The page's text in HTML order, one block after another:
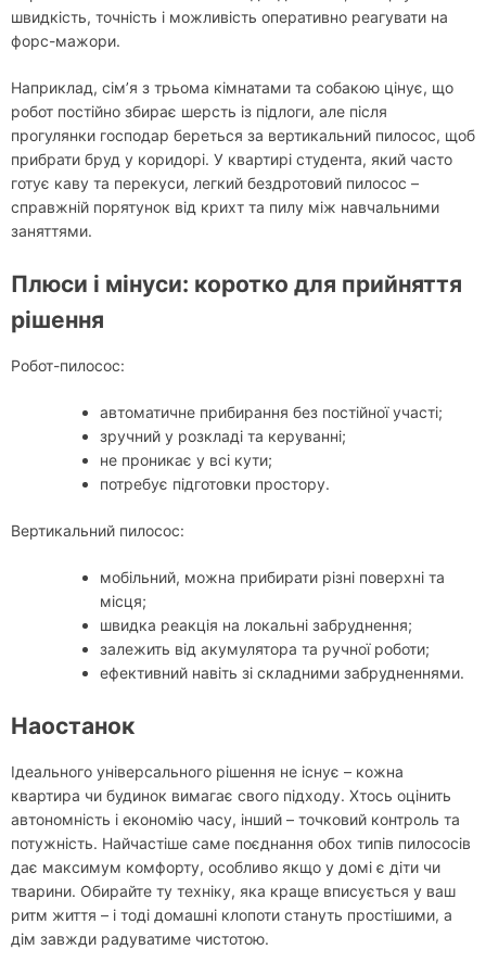
швидкість, точність і можливість оперативно реагувати на
форс-мажори.
Наприклад, сім’я з трьома кімнатами та собакою цінує, що
робот постійно збирає шерсть із підлоги, але після
прогулянки господар береться за вертикальний пилосос, щоб
прибрати бруд у коридорі. У квартирі студента, який часто
готує каву та перекуси, легкий бездротовий пилосос –
справжній порятунок від крихт та пилу між навчальними
заняттями.
Плюси і мінуси: коротко для прийняття
рішення
Робот-пилосос:
автоматичне прибирання без постійної участі;
зручний у розкладі та керуванні;
не проникає у всі кути;
потребує підготовки простору.
Вертикальний пилосос:
мобільний, можна прибирати різні поверхні та
місця;
швидка реакція на локальні забруднення;
залежить від акумулятора та ручної роботи;
ефективний навіть зі складними забрудненнями.
Наостанок
Ідеального універсального рішення не існує – кожна
квартира чи будинок вимагає свого підходу. Хтось оцінить
автономність і економію часу, інший – точковий контроль та
потужність. Найчастіше саме поєднання обох типів пилососів
дає максимум комфорту, особливо якщо у домі є діти чи
тварини. Обирайте ту техніку, яка краще вписується у ваш
ритм життя – і тоді домашні клопоти стануть простішими, а
дім завжди радуватиме чистотою.